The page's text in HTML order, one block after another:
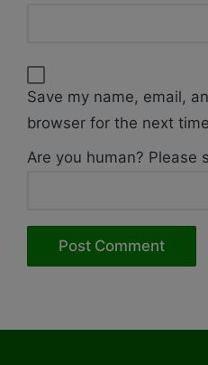
Save my name, email,
browser for the next
Are you human? Please